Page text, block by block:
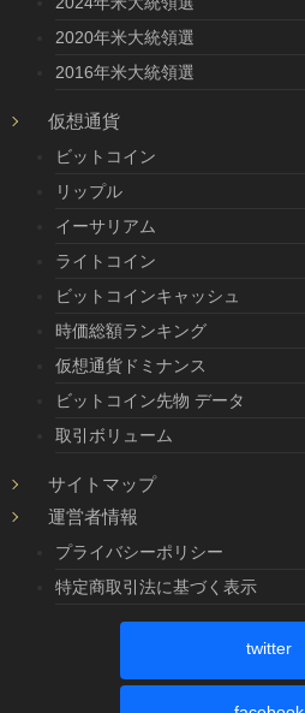
2020年米大統領選
2016年米大統領選
仮想通貨
ビットコイン
リップル
イーサリアム
ライトコイン
ビットコインキャッシュ
時価総額ランキング
仮想通貨ドミナンス
ビットコイン先物 データ
取引ボリューム
サイトマップ
運営者情報
プライバシーポリシー
特定商取引法に基づく表示
twitter